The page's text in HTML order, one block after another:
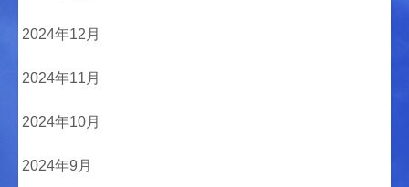
2024年12月
2024年11月
2024年10月
2024年9月